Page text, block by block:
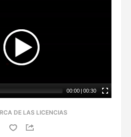
00:00 | 00:30
DE LAS LICENCIAS